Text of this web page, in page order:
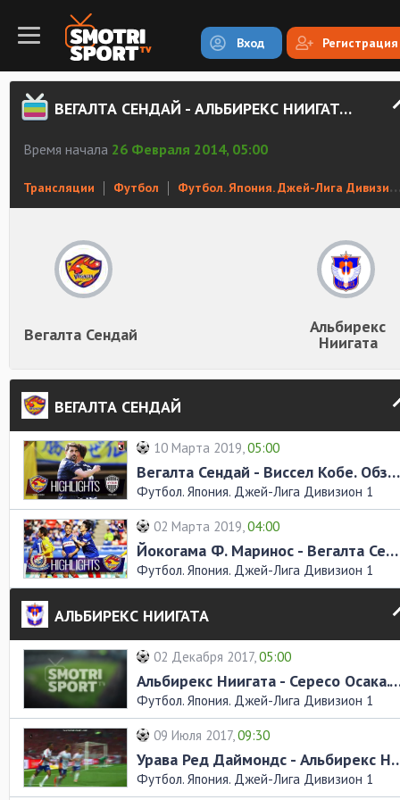
Вход Регистрация
ВЕГАЛТА СЕНДАЙ - АЛЬБИРЕКС НИИГАТА СМОТРЕТЬ ОНЛАЙН
Время начала 26 Февраля 2014, 05:00
Трансляции Футбол Футбол. Япония. Джей-Лига Дивизион 1
Вегалта Сендай Альбирекс
Ниигата
ВЕГАЛТА СЕНДАЙ
10 Марта 2019,05:00
Вегалта Сендай - Виссел Кобе. Обзор матча
Футбол. Япония. Джей-Лига Дивизион 1
02 Марта 2019,04:00
Йокогама Ф. Маринос - Вегалта Сендай. Обзор матча
Футбол. Япония. Джей-Лига Дивизион 1
АЛЬБИРЕКС НИИГАТА
02 Декабря 2017,05:00
Альбирекс Ниигата - Сересо
Футбол. Япония. Джей-Лига Дивизион 1
09 Июля 2017,09:30
Урава Ред Даймондс -
Футбол. Япония. Джей-Лига Дивизион 1